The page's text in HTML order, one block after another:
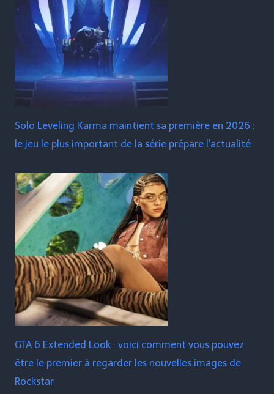
Solo Leveling Karma maintient sa première en 2026 :
le jeu le plus important de la série prépare l'actualité
GTA 6 Extended Look : voici comment vous pouvez
être le premier à regarder les nouvelles images de
Rockstar